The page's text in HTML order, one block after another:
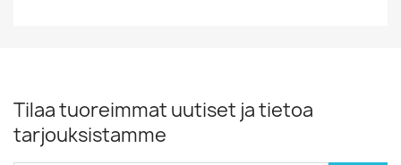
Tilaa tuoreimmat uutiset ja tietoa
tarjouksistamme